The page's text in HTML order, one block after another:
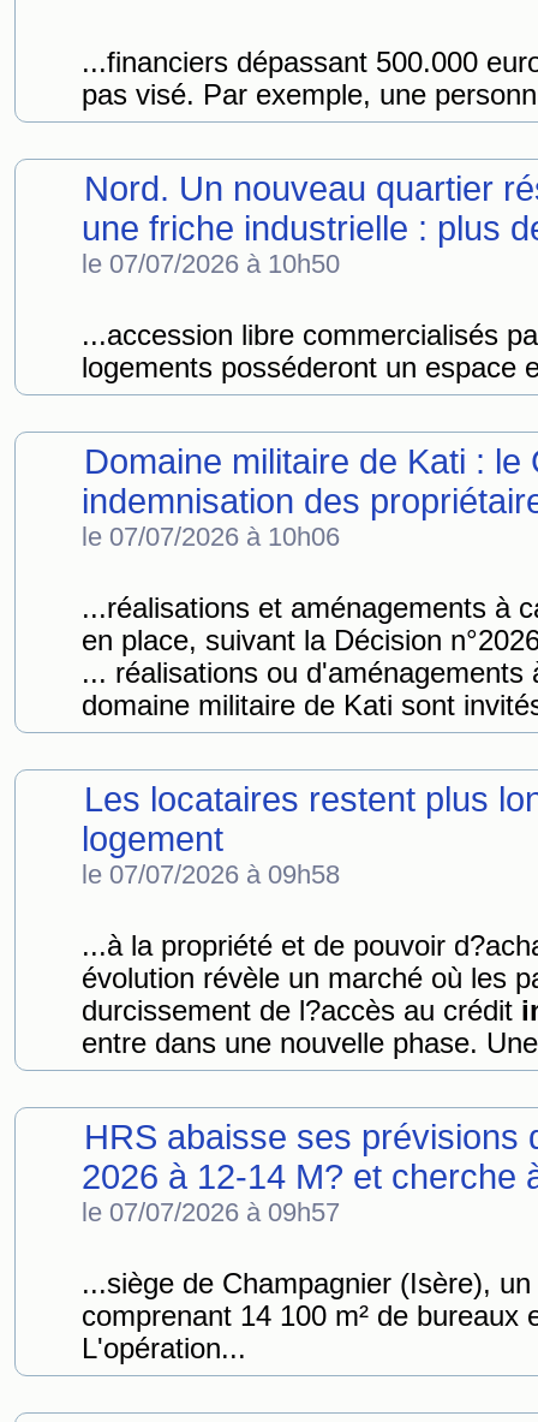
...financiers dépassant 500.000
pas visé. Par exemple, une
Nord. Un nouveau quartier
une friche industrielle : plus
le 07/07/2026 à 10h50
...accession libre commercialisés
logements posséderont un espace
Domaine militaire de Kati :
indemnisation des
le 07/07/2026 à 10h06
...réalisations et aménagements à
en place, suivant la Décision
... réalisations ou
domaine militaire de Kati sont
Les locataires restent plus
logement
le 07/07/2026 à 09h58
...à la propriété et de pouvoir
évolution révèle un marché où les
durcissement de l?accès au crédit
entre dans une nouvelle phase.
HRS abaisse ses prévisions
2026 à 12-14 M? et cherche
le 07/07/2026 à 09h57
...siège de Champagnier (Isère),
comprenant 14 100 m² de bureaux
L'opération...